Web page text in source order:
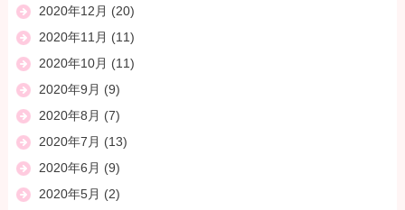
2020年12月 (20)
2020年11月 (11)
2020年10月 (11)
2020年9月 (9)
2020年8月 (7)
2020年7月 (13)
2020年6月 (9)
2020年5月 (2)